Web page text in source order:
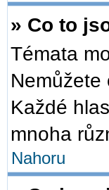
» Co to
Témata
Každé
mnoha
Nahoru